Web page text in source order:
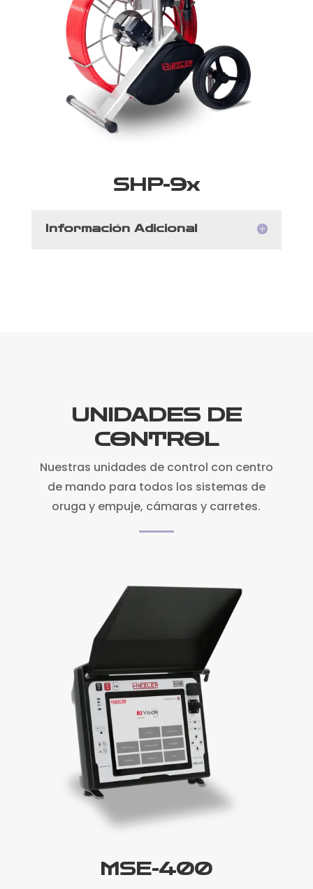
SHP-9x
Información Adicional
UNIDADES DE
CONTROL
Nuestras unidades de control con centro
de mando para todos los sistemas de
oruga y empuje, cámaras y carretes.
MSE-400